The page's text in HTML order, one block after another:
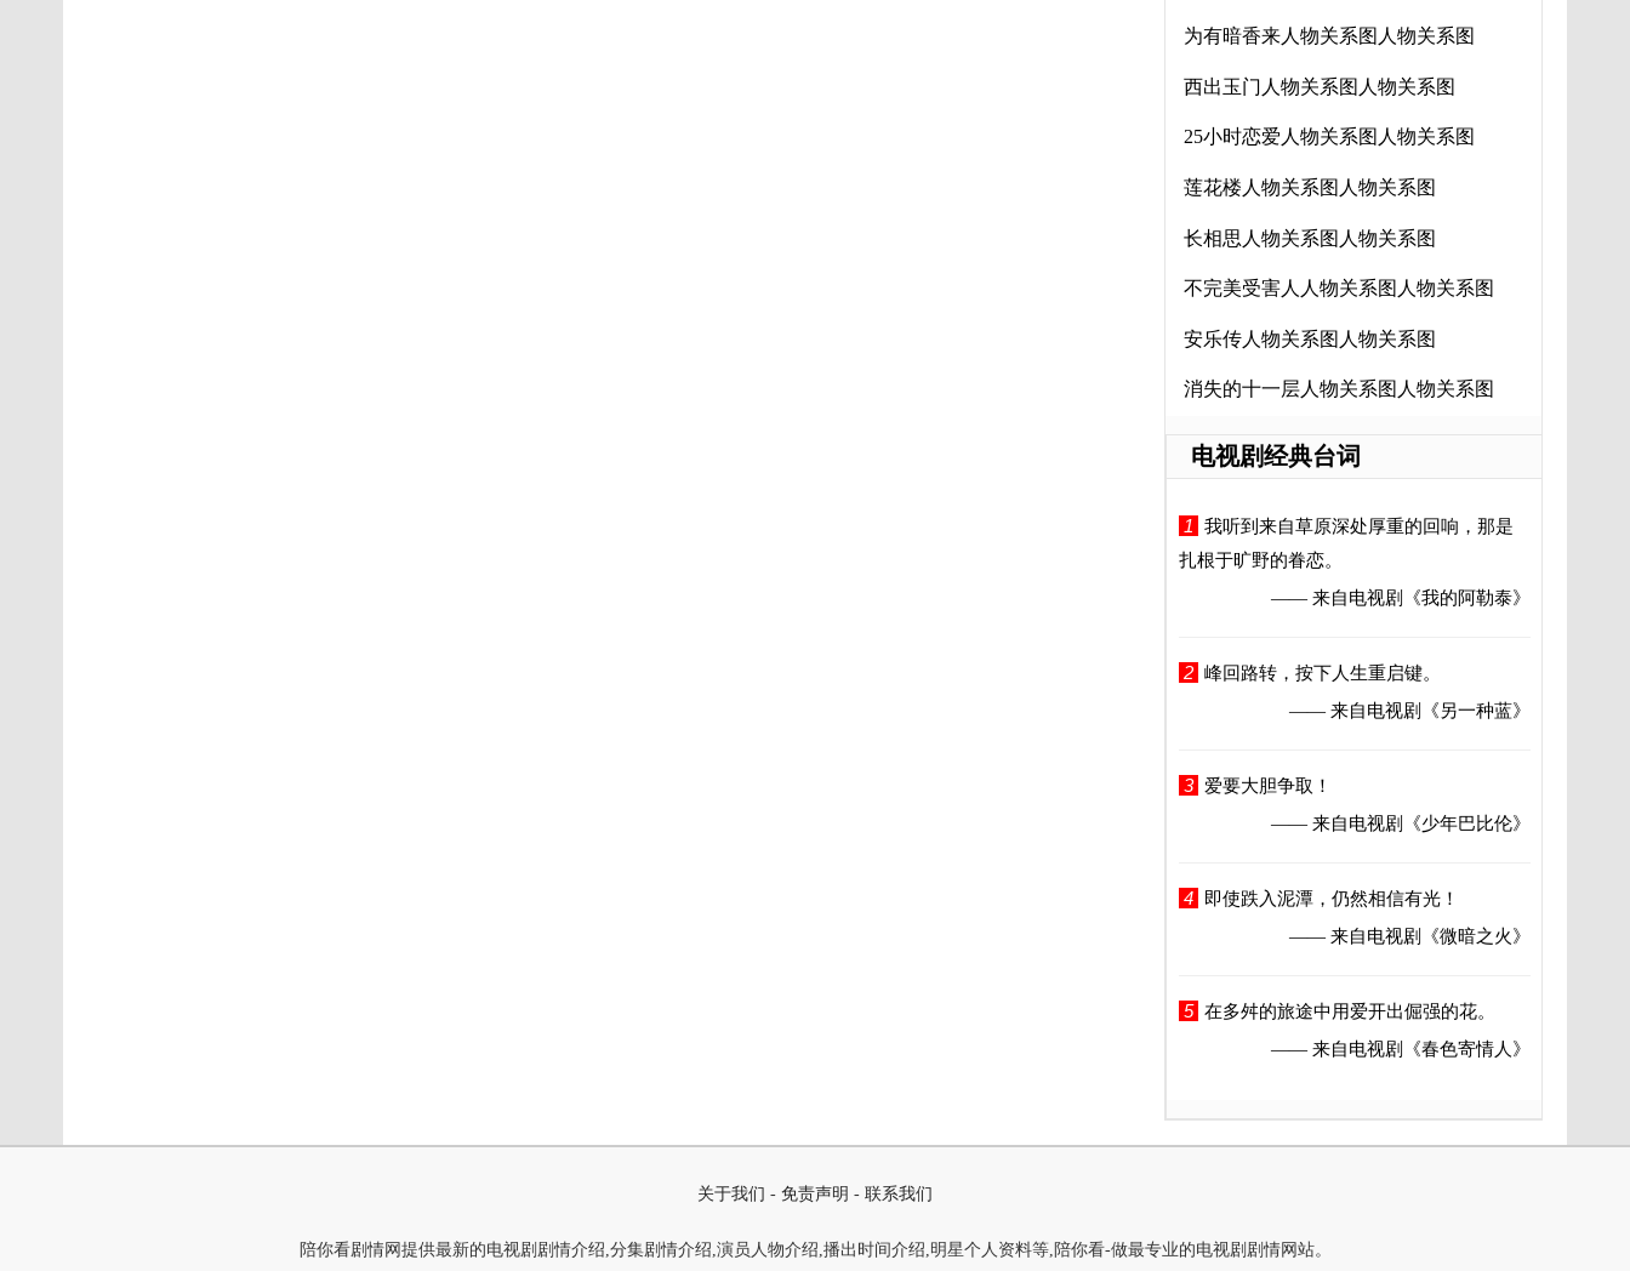
为有暗香来人物关系图人物关系图
西出玉门人物关系图人物关系图
25小时恋爱人物关系图人物关系图
莲花楼人物关系图人物关系图
长相思人物关系图人物关系图
不完美受害人人物关系图人物关系图
安乐传人物关系图人物关系图
消失的十一层人物关系图人物关系图
电视剧经典台词
1
我听到来自草原深处厚重的回响，那是
扎根于旷野的眷恋。
—— 来自电视剧
《我的阿勒泰》
2 峰回路转，按下人生重启键。
—— 来自电视剧
《另一种蓝》
3
爱要大胆争取！
—— 来自电视剧
《少年巴比伦》
4
即使跌入泥潭，仍然相信有光！
—— 来自电视剧
《微暗之火》
5 在多舛的旅途中用爱开出倔强的花。
—— 来自电视剧
《春色寄情人》
关于我们 - 免责声明 - 联系我们
陪你看剧情网提供最新的电视剧剧情介绍,分集剧情介绍,演员人物介绍,播出时间介绍,明星个人资料等,陪你看-做最专业的电视剧剧情网站。